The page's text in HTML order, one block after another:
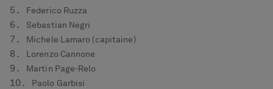
Federico Ruzza
Sebastian Negri
Michele Lamaro (capitaine)
Lorenzo Cannone
Martin Page-Relo
Paolo Garbisi